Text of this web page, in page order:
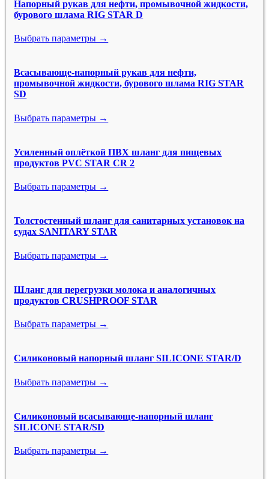
Напорный рукав для нефти, промывочной жидкости,
бурового шлама RIG STAR D
Выбрать параметры →
Всасывающе-напорный рукав для нефти,
промывочной жидкости, бурового шлама RIG STAR
SD
Выбрать параметры →
Усиленный оплёткой ПВХ шланг для пищевых
продуктов PVC STAR CR 2
Выбрать параметры →
Толстостенный шланг для санитарных установок на
судах SANITARY STAR
Выбрать параметры →
Шланг для перегрузки молока и аналогичных
продуктов CRUSHPROOF STAR
Выбрать параметры →
Силиконовый напорный шланг SILICONE STAR/D
Выбрать параметры →
Силиконовый всасывающе-напорный шланг
SILICONE STAR/SD
Выбрать параметры →